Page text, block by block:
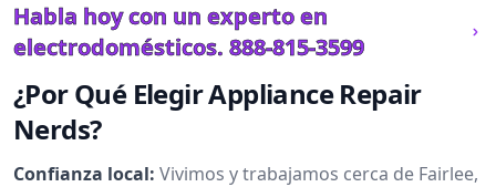
Habla hoy con un experto en
electrodomésticos. 888-815-3599
¿Por Qué Elegir Appliance Repair
Nerds?
Confianza local: Vivimos y trabajamos cerca de Fairlee,